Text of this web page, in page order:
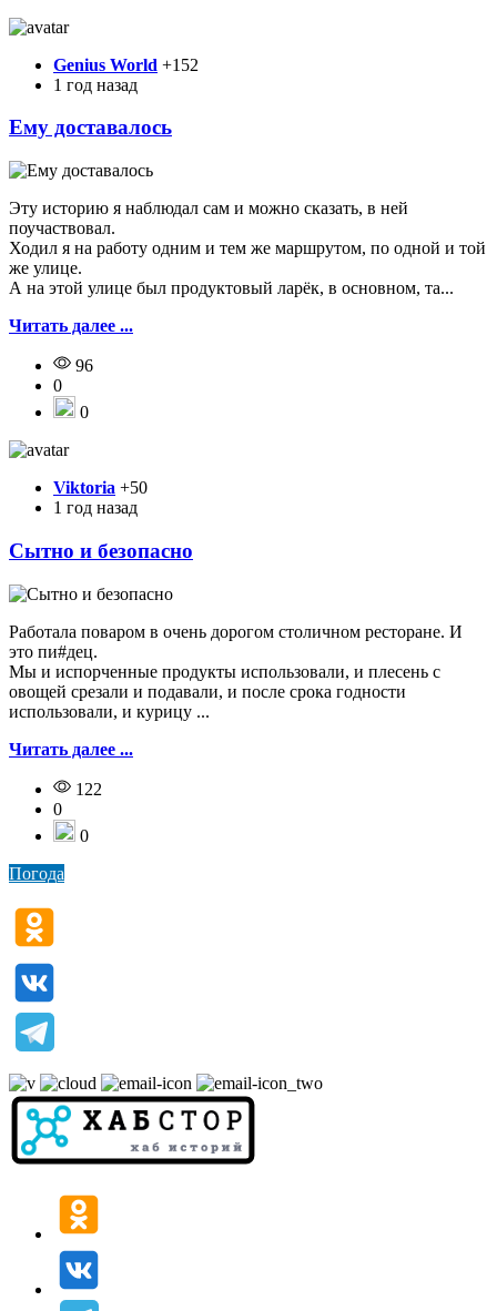
Genius World +152
1 год назад
Ему доставалось
Эту историю я наблюдал сам и можно сказать, в ней
поучаствовал.
Ходил я на работу одним и тем же маршрутом, по одной и той
же улице.
А на этой улице был продуктовый ларёк, в основном, та...
Читать далее ...
96
0
0
Viktoria +50
1 год назад
Сытно и безопасно
Работала поваром в очень дорогом столичном ресторане. И
это пи#дец.
Мы и испорченные продукты использовали, и плесень с
овощей срезали и подавали, и после срока годности
использовали, и курицу ...
Читать далее ...
122
0
0
Погода